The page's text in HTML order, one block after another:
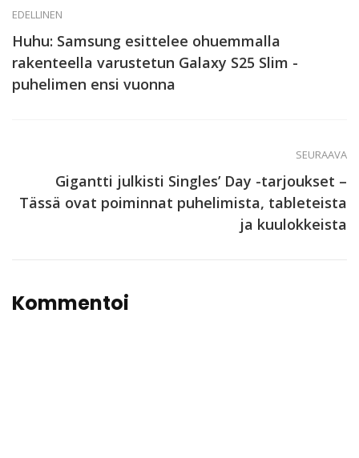
EDELLINEN
Huhu: Samsung esittelee ohuemmalla
rakenteella varustetun Galaxy S25 Slim -
puhelimen ensi vuonna
SEURAAVA
Gigantti julkisti Singles’ Day -tarjoukset –
Tässä ovat poiminnat puhelimista, tableteista
ja kuulokkeista
Kommentoi